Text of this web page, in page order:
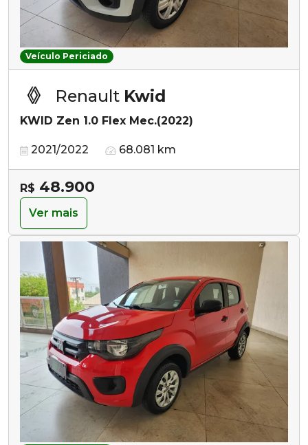
Veículo Periciado
Renault Kwid
KWID Zen 1.0 Flex Mec.(2022)
2021/2022 68.081 km
R$ 48.900
Ver mais